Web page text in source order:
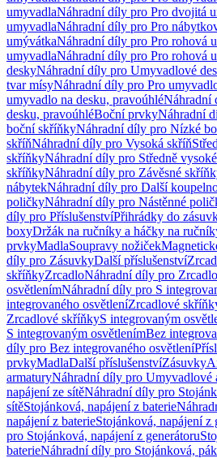
umyvadlaNáhradní díly pro Pro dvojitá
umyvadlaNáhradní díly pro Pro
umývátkaNáhradní díly pro Pro rohová
umyvadlaNáhradní díly pro Pro rohová
deskyNáhradní díly pro Umyvadlové
tvar mísyNáhradní díly pro Pro
umyvadlo na desku, pravoúhléNáhradní
desku, pravoúhléBoční prvkyNáhradní
boční skříňkyNáhradní díly pro Nízké
skříňNáhradní díly pro Vysoká skříň
skříňkyNáhradní díly pro Středně
skříňkyNáhradní díly pro Závěsné
nábytekNáhradní díly pro Další
poličkyNáhradní díly pro Nástěnné
díly pro PříslušenstvíPřihrádky do
boxyDržák na ručníky a háčky na
prvkyMadlaSoupravy nožiček
díly pro ZásuvkyDalší příslušenství
skříňkyZrcadloNáhradní díly pro Zrcadlo
osvětlenímNáhradní díly pro S
integrovaného osvětleníZrcadlové
Zrcadlové skříňkyS integrovaným
S integrovaným osvětlenímBez
díly pro Bez integrovaného osvětlení
prvkyMadlaDalší příslušenstvíZásuvky
armaturyNáhradní díly pro Umyvadlové
napájení ze sítěNáhradní díly pro
sítěStojánková, napájení z baterie
napájení z baterieStojánková, napájení z
pro Stojánková, napájení z generátoru
baterieNáhradní díly pro Stojánková,